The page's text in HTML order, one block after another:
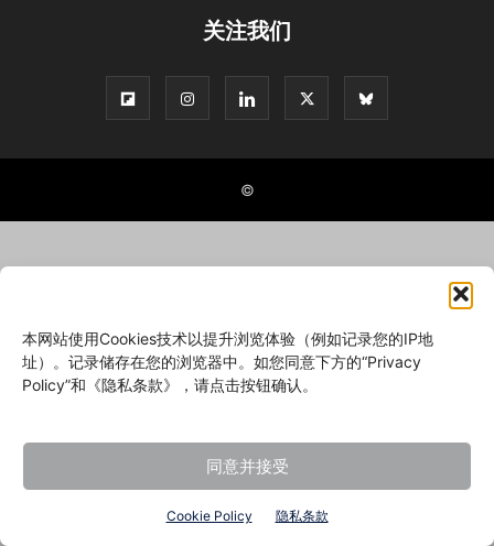
本网站使用Cookies技术以提升浏览体验（例如记录您的IP地
址）。记录储存在您的浏览器中。如您同意下方的“Privacy
Policy”和《隐私条款》，请点击按钮确认。
同意并接受
Cookie Policy 隐私条款
关注我们
©